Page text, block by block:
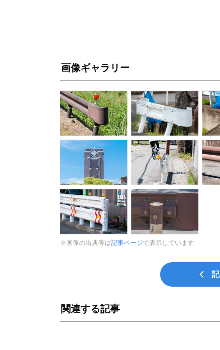
画像ギャラリー
※画像の出典等は記事ページで表示しています
関連する記事